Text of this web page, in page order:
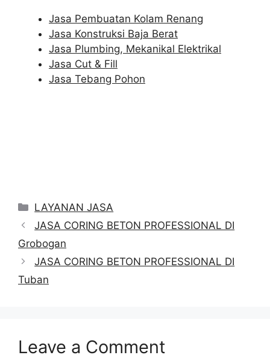
Jasa Pembuatan Kolam Renang
Jasa Konstruksi Baja Berat
Jasa Plumbing, Mekanikal Elektrikal
Jasa Cut & Fill
Jasa Tebang Pohon
Categories
LAYANAN JASA
JASA CORING BETON PROFESSIONAL DI
Grobogan
JASA CORING BETON PROFESSIONAL DI
Tuban
Leave a Comment